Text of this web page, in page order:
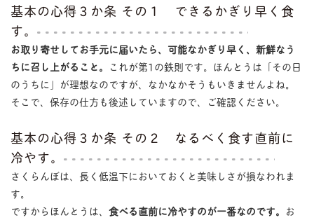
基本の心得３か条 その１ できるかぎり早く食
す。
お取り寄せしてお手元に届いたら、可能なかぎり早く、新鮮なう
ちに召し上がること。 これが第1の鉄則です。ほんとうは「その日
のうちに」が理想なのですが、なかなかそうもいきませんよね。
そこで、保存の仕方も後述していますので、ご確認ください。
基本の心得３か条 その２ なるべく食す直前に
冷やす。
さくらんぼは、長く低温下においておくと美味しさが損なわれま
す。
ですからほんとうは、 食べる直前に冷やすのが一番なのです。 お